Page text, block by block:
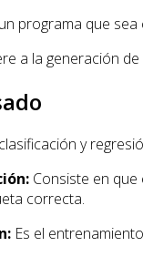
programa que
a la generación
y
Consiste en
correcta.
Es el